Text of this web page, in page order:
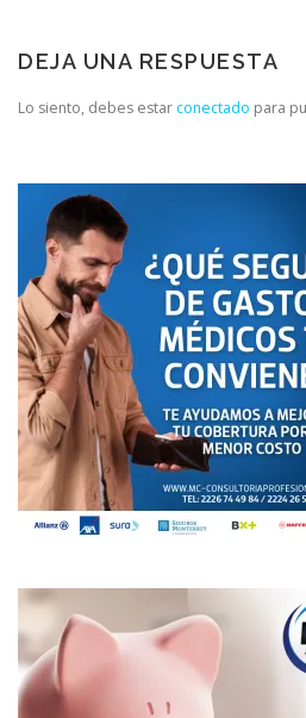
DEJA UNA RESPUESTA
Lo siento, debes estar conectado para